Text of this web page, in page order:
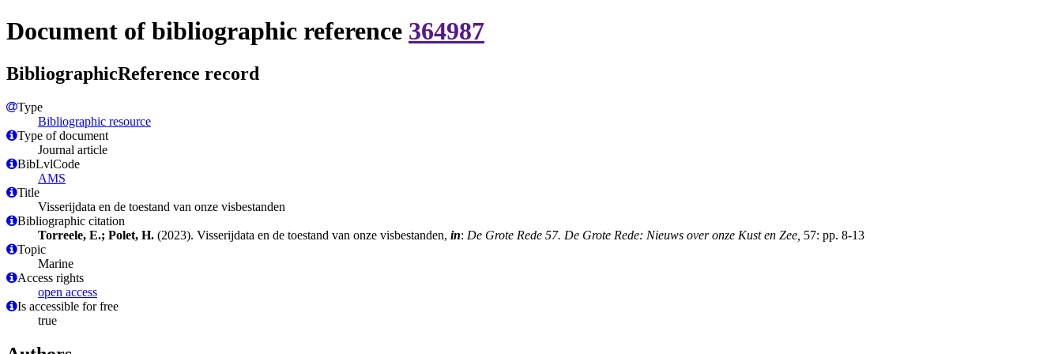
Document of bibliographic reference 364987
BibliographicReference record
Type
Bibliographic resource
Type of document
Journal article
BibLvlCode
AMS
Title
Visserijdata en de toestand van onze visbestanden
Bibliographic citation
Torreele, E.; Polet, H. (2023). Visserijdata en de toestand van onze visbestanden, in: De Grote Rede 57. De Grote Rede: Nieuws over onze Kust en Zee, 57: pp. 8-13
Topic
Marine
Access rights
open access
Is accessible for free
true